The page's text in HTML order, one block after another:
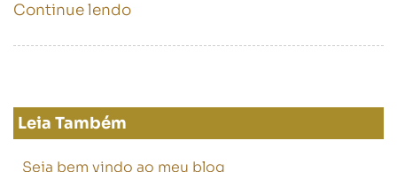
Continue lendo
Leia Também
Seja bem vindo ao meu blog